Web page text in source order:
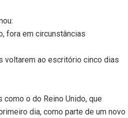
fora em circunstâncias
voltarem ao escritório cinco dias
o do Reino Unido, que
dia, como parte de um novo